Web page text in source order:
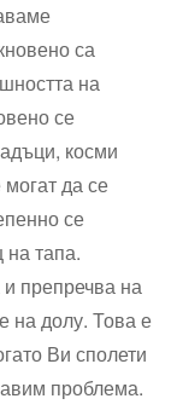
са
на
се
косми
да се
се
тапа.
препречва на
на долу. Това е
Ви сполети
проблема.